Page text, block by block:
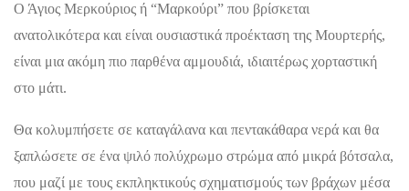
Ο Άγιος Μερκούριος ή “Μαρκούρι” που βρίσκεται
ανατολικότερα και είναι ουσιαστικά προέκταση της Μουρτερής,
είναι μια ακόμη πιο παρθένα αμμουδιά, ιδιαιτέρως χορταστική
στο μάτι.
Θα κολυμπήσετε σε καταγάλανα και πεντακάθαρα νερά και θα
ξαπλώσετε σε ένα ψιλό πολύχρωμο στρώμα από μικρά βότσαλα,
που μαζί με τους εκπληκτικούς σχηματισμούς των βράχων μέσα